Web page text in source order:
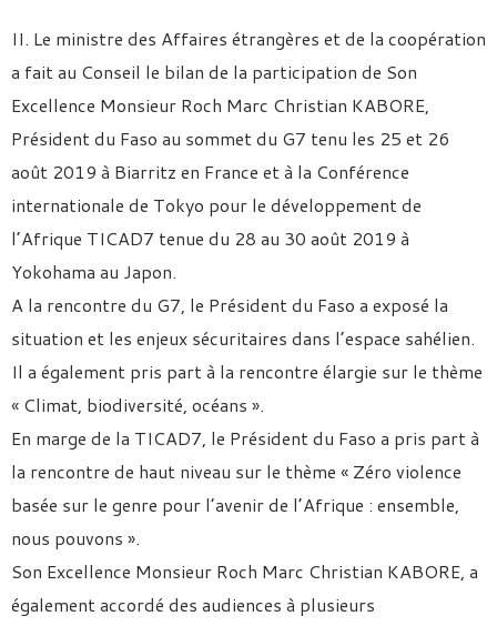
II. Le ministre des Affaires étrangères et de la coopération
a fait au Conseil le bilan de la participation de Son
Excellence Monsieur Roch Marc Christian KABORE,
Président du Faso au sommet du G7 tenu les 25 et 26
août 2019 à Biarritz en France et à la Conférence
internationale de Tokyo pour le développement de
l’Afrique TICAD7 tenue du 28 au 30 août 2019 à
Yokohama au Japon.
A la rencontre du G7, le Président du Faso a exposé la
situation et les enjeux sécuritaires dans l’espace sahélien.
Il a également pris part à la rencontre élargie sur le thème
« Climat, biodiversité, océans ».
En marge de la TICAD7, le Président du Faso a pris part à
la rencontre de haut niveau sur le thème « Zéro violence
basée sur le genre pour l’avenir de l’Afrique : ensemble,
nous pouvons ».
Son Excellence Monsieur Roch Marc Christian KABORE, a
également accordé des audiences à plusieurs